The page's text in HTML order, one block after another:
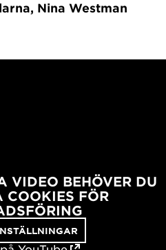
Nina Westman
VIDEO BEHÖVER DU
COOKIES FÖR